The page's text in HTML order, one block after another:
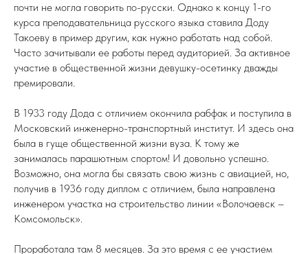
почти не могла говорить по-русски. Однако к концу 1-го
курса преподавательница русского языка ставила Доду
Такоеву в пример другим, как нужно работать над собой.
Часто зачитывали ее работы перед аудиторией. За активное
участие в общественной жизни девушку-осетинку дважды
премировали.
В 1933 году Дода с отличием окончила рабфак и поступила в
Московский инженерно-транспортный институт. И здесь она
была в гуще общественной жизни вуза. К тому же
занималась парашютным спортом! И довольно успешно.
Возможно, она могла бы связать свою жизнь с авиацией, но,
получив в 1936 году диплом с отличием, была направлена
инженером участка на строительство линии «Волочаевск –
Комсомольск».
Проработала там 8 месяцев. За это время с ее участием